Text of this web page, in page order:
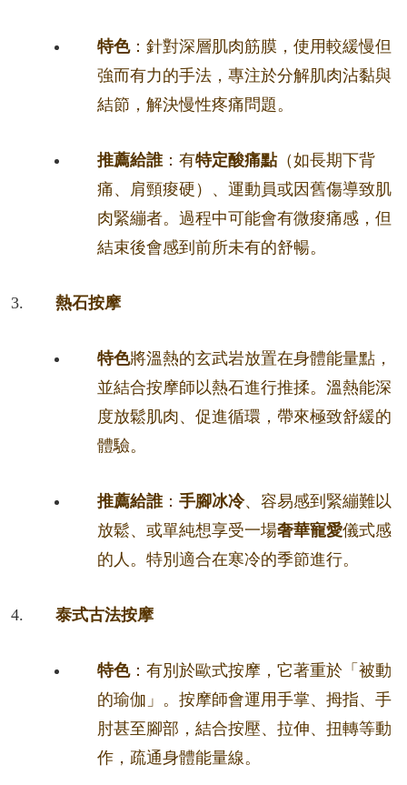
特色：針對深層肌肉筋膜，使用較緩慢但
強而有力的手法，專注於分解肌肉沾黏與
結節，解決慢性疼痛問題。
推薦給誰：有特定酸痛點（如長期下背
痛、肩頸痠硬）、運動員或因舊傷導致肌
肉緊繃者。過程中可能會有微痠痛感，但
結束後會感到前所未有的舒暢。
熱石按摩
特色將溫熱的玄武岩放置在身體能量點，
並結合按摩師以熱石進行推揉。溫熱能深
度放鬆肌肉、促進循環，帶來極致舒緩的
體驗。
推薦給誰： 手腳冰冷、容易感到緊繃難以
放鬆、或單純想享受一場奢華寵愛儀式感
的人。特別適合在寒冷的季節進行。
泰式古法按摩
特色：有別於歐式按摩，它著重於「被動
的瑜伽」。按摩師會運用手掌、拇指、手
肘甚至腳部，結合按壓、拉伸、扭轉等動
作，疏通身體能量線。